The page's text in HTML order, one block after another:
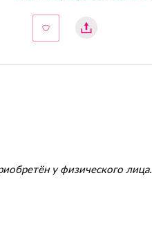
у физического лица.